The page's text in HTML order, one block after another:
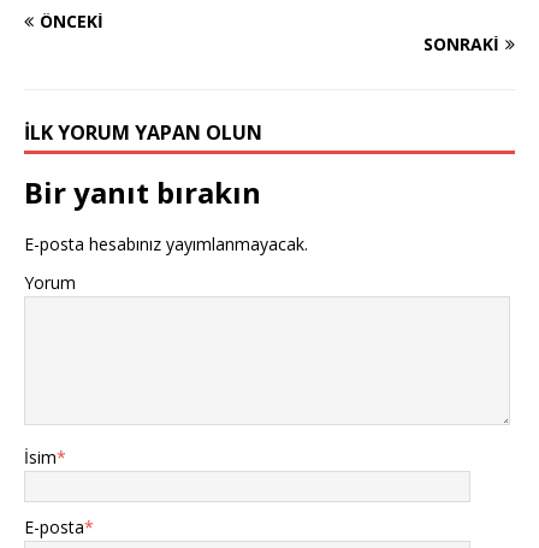
ÖNCEKI
SONRAKI
İLK YORUM YAPAN OLUN
Bir yanıt bırakın
E-posta hesabınız yayımlanmayacak.
Yorum
İsim*
E-posta*